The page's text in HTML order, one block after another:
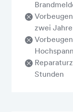
zwei Jahre
Stunden